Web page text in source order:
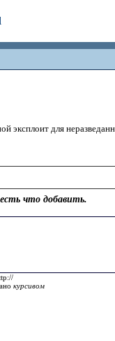
эксплоит для
что добавить.
курсивом